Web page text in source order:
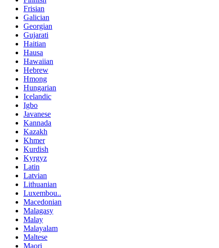
Frisian
Galician
Georgian
Gujarati
Haitian
Hausa
Hawaiian
Hebrew
Hmong
Hungarian
Icelandic
Igbo
Javanese
Kannada
Kazakh
Khmer
Kurdish
Kyrgyz
Latin
Latvian
Lithuanian
Luxembou..
Macedonian
Malagasy
Malay
Malayalam
Maltese
Maori